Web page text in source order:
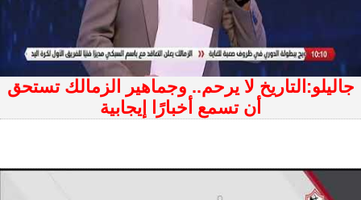
جاليلو:التاريخ لا يرحم.. وجماهير الزمالك تستحق
أن تسمع أخبارًا إيجابية